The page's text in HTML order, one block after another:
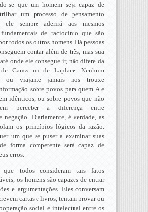
se que um homem seja capaz de
um processo de pensamento
ele sempre aderirá aos mesmos
de raciocínio que são
todos os outros homens. Há pessoas
contar além de três; mas sua
onde ele consegue ir, não difere da
de Gauss ou de Laplace. Nenhum
ou viajante jamais nos trouxe
sobre povos para quem A e
idênticos, ou sobre povos que não
perceber a diferença entre
negação. Diariamente, é verdade, as
os princípios lógicos da razão.
um que se puser a examinar suas
forma competente será capaz de
erros.
todos consideram tais fatos
os homens são capazes de entrar
e argumentações. Eles conversam
cartas e livros, tentam provar ou
social e intelectual entre os